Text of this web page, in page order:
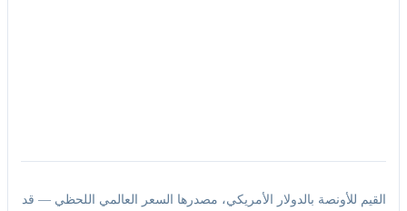
القيم للأونصة بالدولار الأمريكي، مصدرها السعر العالمي اللحظي — قد